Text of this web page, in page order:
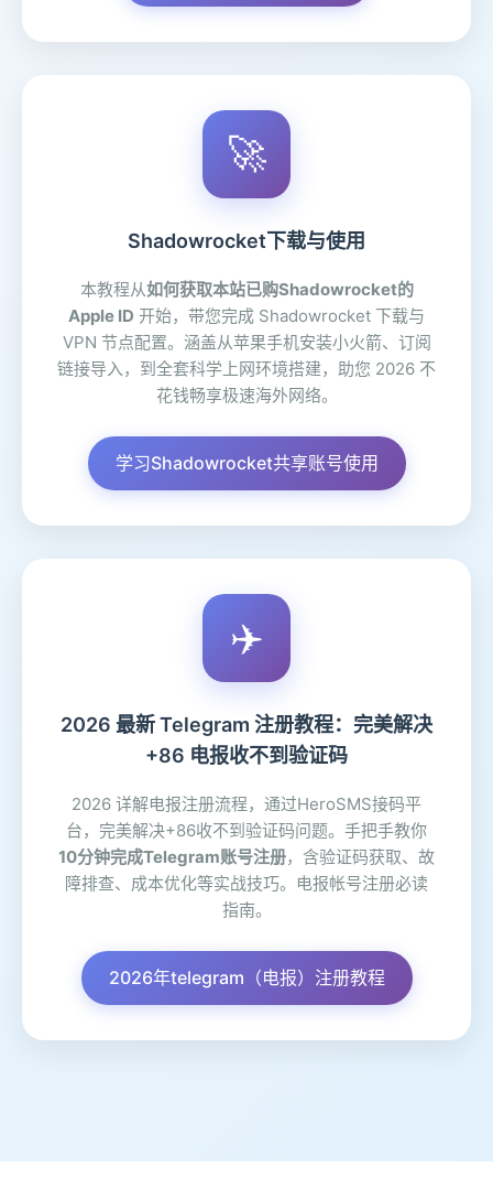
🚀
Shadowrocket下载与使用
本教程从如何获取本站已购Shadowrocket的
Apple ID 开始，带您完成 Shadowrocket 下载与
VPN 节点配置。涵盖从苹果手机安装小火箭、订阅
链接导入，到全套科学上网环境搭建，助您 2026 不
花钱畅享极速海外网络。
学习Shadowrocket共享账号使用
✈️
2026 最新 Telegram 注册教程：完美解决
+86 电报收不到验证码
2026 详解电报注册流程，通过HeroSMS接码平
台，完美解决+86收不到验证码问题。手把手教你
10分钟完成Telegram账号注册，含验证码获取、故
障排查、成本优化等实战技巧。电报帐号注册必读
指南。
2026年telegram（电报）注册教程